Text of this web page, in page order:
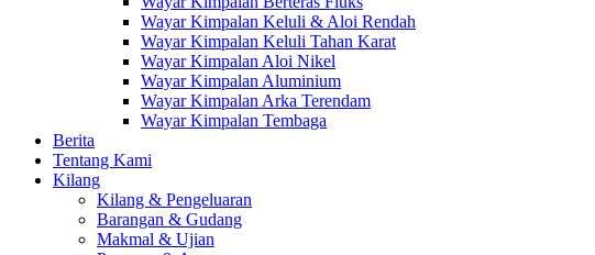
Wayar Kimpalan Keluli & Aloi Rendah
Wayar Kimpalan Keluli Tahan Karat
Wayar Kimpalan Aloi Nikel
Wayar Kimpalan Aluminium
Wayar Kimpalan Arka Terendam
Wayar Kimpalan Tembaga
Berita
Tentang Kami
Kilang
Kilang & Pengeluaran
Barangan & Gudang
Makmal & Ujian